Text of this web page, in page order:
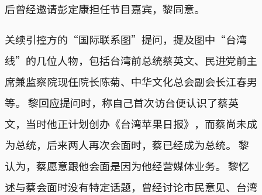
后曾经邀请彭定康担任节目嘉宾，黎同意。
关续引控方的“国际联系图”提问，提及图中“台湾
线”的几位人物，包括台湾前总统蔡英文、民进党前主
席兼监察院现任院长陈菊、中华文化总会副会长江春男
等。 黎回应提问时，称自己首次访台便认识了蔡英
文，当时他正计划创办《台湾苹果日报》，而蔡尚未成
为总统，后来两人再次会面时，蔡已经成为总统。 黎
认为，蔡愿意跟他会面是因为他经营媒体业务。 黎忆
述与蔡会面时没有特定话题，曾经讨论市民意见、台湾